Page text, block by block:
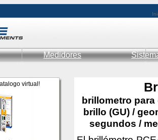
Medidores
virtual!
brillometro
brillo (GU) /
segundos /